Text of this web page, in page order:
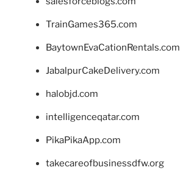
TrainGames365.com
BaytownEvaCationRentals.com
JabalpurCakeDelivery.com
halobjd.com
intelligenceqatar.com
PikaPikaApp.com
takecareofbusinessdfw.org